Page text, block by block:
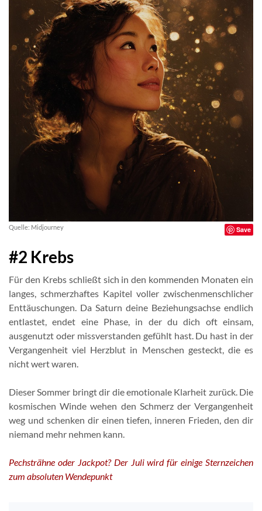
Quelle: Midjourney Save
#2 Krebs
Für den Krebs schließt sich in den kommenden Monaten ein
langes, schmerzhaftes Kapitel voller zwischenmenschlicher
Enttäuschungen. Da Saturn deine Beziehungsachse endlich
entlastet, endet eine Phase, in der du dich oft einsam,
ausgenutzt oder missverstanden gefühlt hast. Du hast in der
Vergangenheit viel Herzblut in Menschen gesteckt, die es
nicht wert waren.
Dieser Sommer bringt dir die emotionale Klarheit zurück. Die
kosmischen Winde wehen den Schmerz der Vergangenheit
weg und schenken dir einen tiefen, inneren Frieden, den dir
niemand mehr nehmen kann.
Pechsträhne oder Jackpot? Der Juli wird für einige Sternzeichen
zum absoluten Wendepunkt